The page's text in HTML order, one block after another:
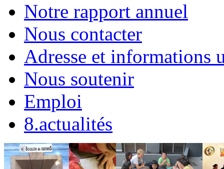
Notre rapport annuel
Nous contacter
Adresse et informations
Nous soutenir
Emploi
8.actualités